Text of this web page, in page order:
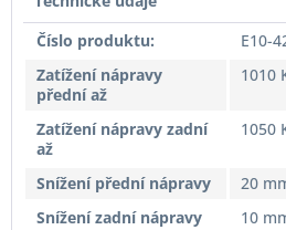
Číslo produktu:
E10-
Zatížení nápravy
přední až
1010
Zatížení nápravy zadní
až
1050
Snížení přední nápravy
20
Snížení zadní nápravy
10